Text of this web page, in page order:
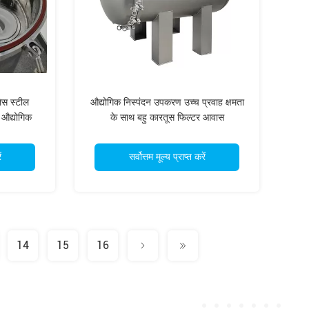
स्टील
औद्योगिक निस्पंदन उपकरण उच्च प्रवाह क्षमता
के साथ बहु कारतूस फिल्टर आवास
सर्वोत्तम मूल्य प्राप्त करें
14 15 16